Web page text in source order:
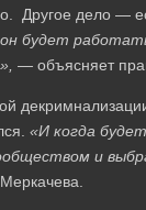
Другое дело —
будет
— объясняет
«И когда
и